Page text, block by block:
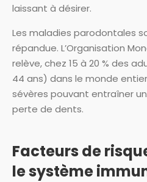
laissant à désirer.
Les maladies parodontales
répandue. L’Organisation
relève, chez 15 à 20 % des
44 ans) dans le monde
sévères pouvant entraîner
perte de dents.
Facteurs de
le système